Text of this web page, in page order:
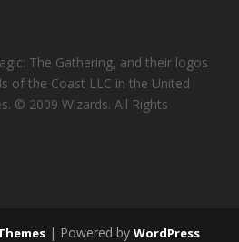
The Gathering, and their logos
of the Coast LLC in the United
© 2009 Wizards. All Rights
| Powered by WordPress